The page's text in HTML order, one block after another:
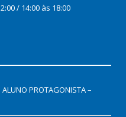
/ 14:00 às 18:00
PROTAGONISTA –